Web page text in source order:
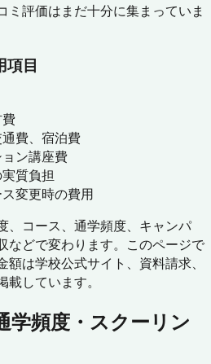
ミ評価はまだ十分に集まっていま
項目
費、宿泊費
ン講座費
質負担
変更時の費用
、コース、通学頻度、キャンパ
などで変わります。このページで
は学校公式サイト、資料請求、
しています。
学頻度・スクーリン